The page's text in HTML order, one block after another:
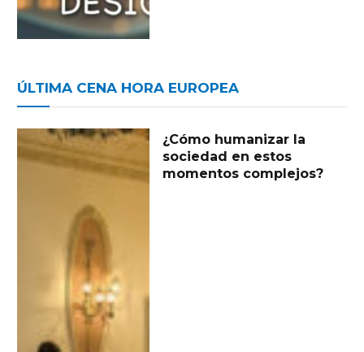
ÚLTIMA CENA HORA EUROPEA
¿Cómo humanizar la
sociedad en estos
momentos complejos?